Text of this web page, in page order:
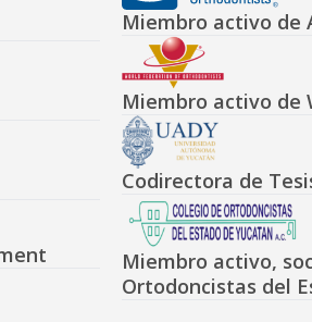
Miembro activo de
Miembro activo de
Codirectora de
Miembro activo,
Ortodoncistas del